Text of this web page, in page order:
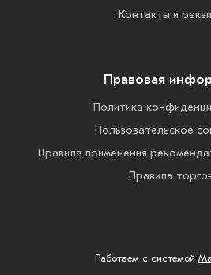
Контакты и
Правовая
Политика
Пользовательское
Правила применения
Правила
Работаем с системой